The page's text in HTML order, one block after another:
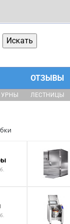
ОТЗЫВЫ
УРНЫ ЛЕСТНИЦЫ